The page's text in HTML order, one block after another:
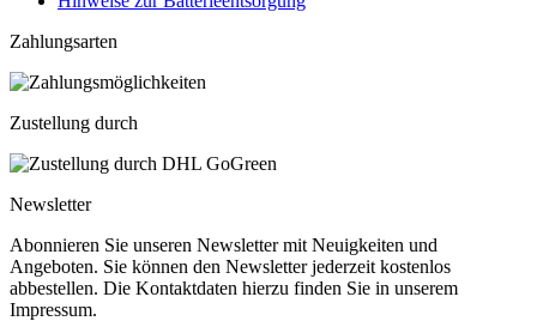
Zahlungsarten
Zustellung durch
Newsletter
Abonnieren Sie unseren Newsletter mit Neuigkeiten und
Angeboten. Sie können den Newsletter jederzeit kostenlos
abbestellen. Die Kontaktdaten hierzu finden Sie in unserem
Impressum.